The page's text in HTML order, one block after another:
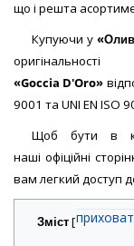
що і решта
Купуючи у
«Goccia D'Oro»
9001 та UNI EN ISO
Щоб бути в
наші офіційні
вам легкий доступ
Зміст[